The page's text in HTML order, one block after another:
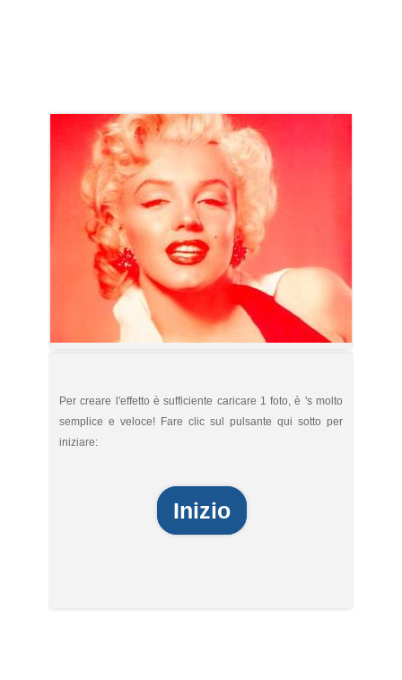
Per creare l'effetto è sufficiente caricare 1 foto, è 's molto
semplice e veloce! Fare clic sul pulsante qui sotto per
iniziare:
Inizio